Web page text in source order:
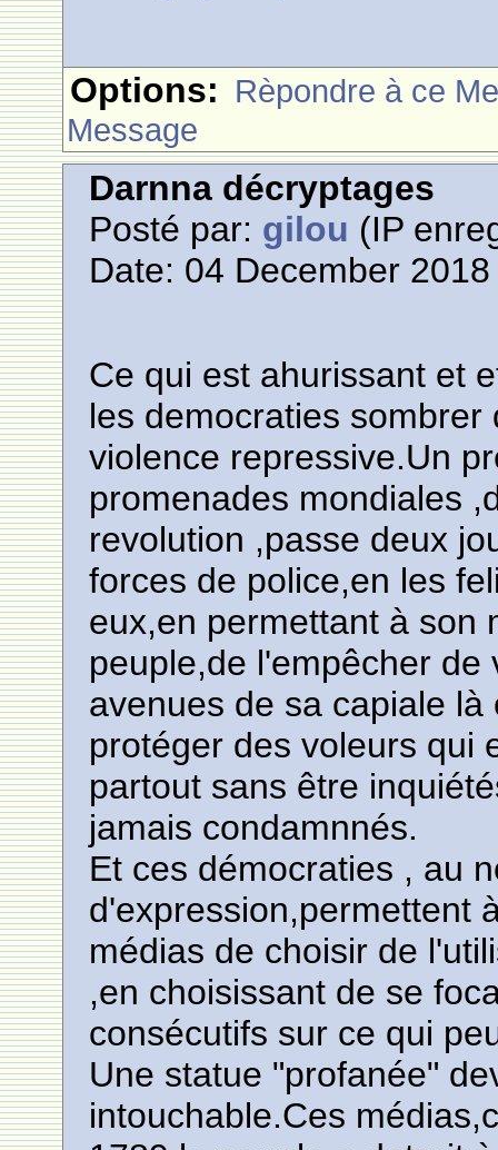
Options: Rèpondre à ce
Message
Darnna décryptages
Posté par: gilou (IP
Date: 04 December
Ce qui est ahurissant et
les democraties
violence repressive.Un
promenades mondiales
revolution ,passe deux
forces de police,en les
eux,en permettant à son
peuple,de l'empêcher
avenues de sa capiale
protéger des voleurs qui
partout sans être
jamais condamnnés.
Et ces démocraties , au
d'expression,permettent
médias de choisir de
,en choisissant de se
consécutifs sur ce qui
Une statue "profanée"
intouchable.Ces